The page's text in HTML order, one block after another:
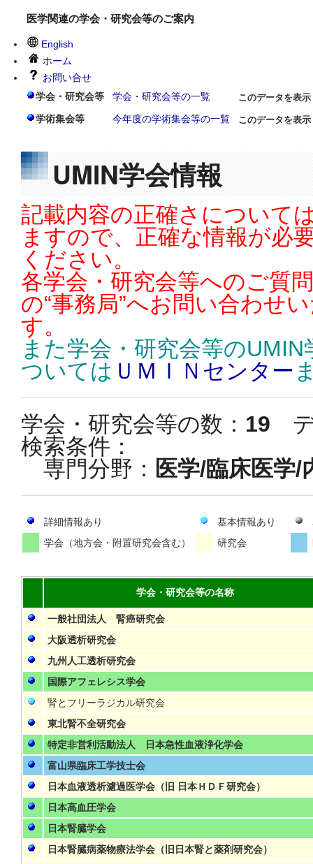
医学関連の学会・研究会等のご案内
English
ホーム
お問い合せ
学会・研究会等
学会・研究会等の一覧 このデータを表示
学術集会等 今年度の学術集会等の一覧 このデータを表示
UMIN学会情報
記載内容の正確さについて
ますので、正確な情報が必
ください。
各学会・研究会等へのご質
の“事務局”へお問い合わせ
す。
また学会・研究会等の
ついては ＵＭＩＮセンター
学会・研究会等の数： 19
検索条件：
専門分野： 医学/臨床医学/
詳細情報あり 基本情報あり
学会（地方会・附置研究会含む）
研究会
学会・研究会等の名称
一般社団法人 腎癌研究会
大阪透析研究会
九州人工透析研究会
国際アフェレシス学会
腎とフリーラジカル研究会
東北腎不全研究会
特定非営利活動法人 日本急性血液浄化学会
富山県臨床工学技士会
日本血液透析濾過医学会（旧 日本ＨＤＦ研究会）
日本高血圧学会
日本腎臓学会
日本腎臓病薬物療法学会（旧日本腎と薬剤研究会）